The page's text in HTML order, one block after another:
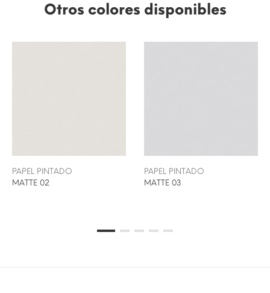
Otros colores disponibles
PAPEL PINTADO
MATTE 02
PAPEL PINTADO
MATTE 03